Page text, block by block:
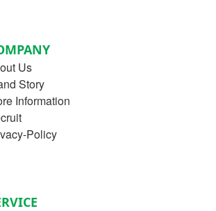
Us
Story
Information
Policy